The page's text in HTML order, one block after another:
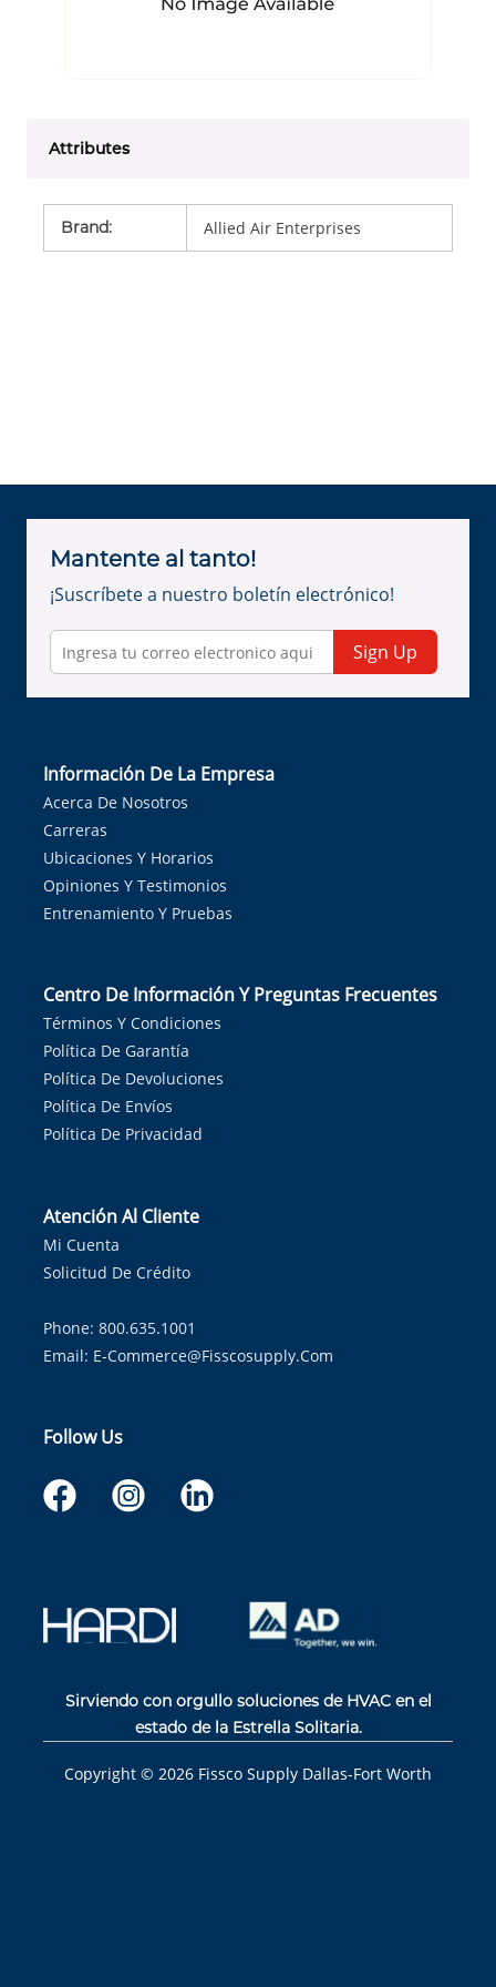
Attributes
Brand: Allied Air Enterprises
Mantente al tanto!
¡Suscríbete a nuestro boletín electrónico!
Sign Up
Información De La Empresa
Acerca De Nosotros
Carreras
Ubicaciones Y Horarios
Opiniones Y Testimonios
Entrenamiento Y Pruebas
Centro De Información Y Preguntas Frecuentes
Términos Y Condiciones
Política De Garantía
Política De Devoluciones
Política De Envíos
Política De Privacidad
Atención Al Cliente
Mi Cuenta
Solicitud De Crédito
Phone: 800.635.1001
Email: E-Commerce@fisscosupply.com
Follow Us
Sirviendo con orgullo soluciones de HVAC en el
estado de la Estrella Solitaria.
Copyright © 2026 Fissco Supply Dallas-Fort Worth